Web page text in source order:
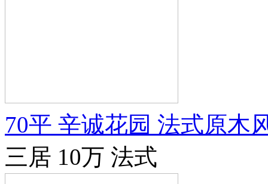
70平 辛诚花园 法式原木
三居 10万 法式